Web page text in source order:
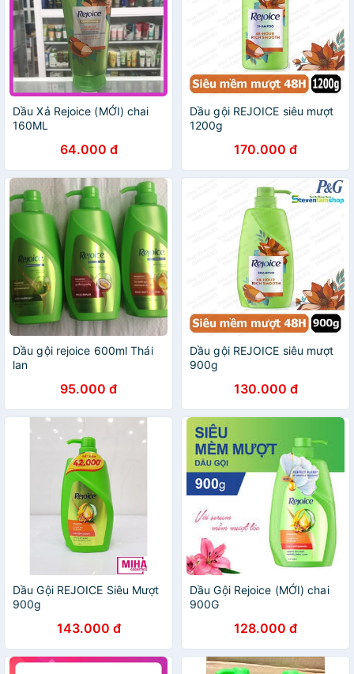
Dầu Xả Rejoice (MỚI) chai
160ML
64.000 đ
Dầu gội REJOICE siêu mượt
1200g
170.000 đ
Dầu gội rejoice 600ml Thái
lan
95.000 đ
Dầu gội REJOICE siêu mượt
900g
130.000 đ
Dầu Gội REJOICE Siêu Mượt
900g
143.000 đ
Dầu Gội Rejoice (MỚI) chai
900G
128.000 đ